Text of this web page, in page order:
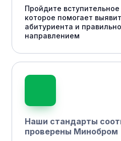
Пройдите
которое помогает
абитуриента и
направлением
Наши стандарты
проверены Минобром